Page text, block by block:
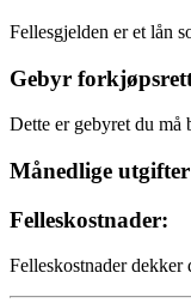
Fellesgjelden er et lån
Gebyr
Dette er gebyret du må
Månedlige utgifter
Felleskostnader:
Felleskostnader dekker